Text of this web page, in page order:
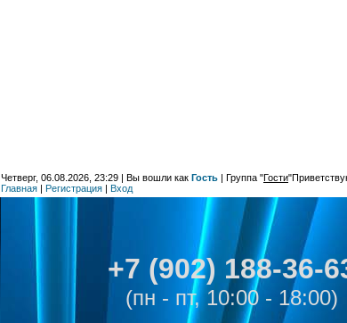
Четверг, 06.08.2026, 23:29 | Вы вошли как Гость | Группа "Гости"
Главная | Регистрация | Вход
+7 (902) 188-36-
(пн - пт, 10:00 - 18:00)